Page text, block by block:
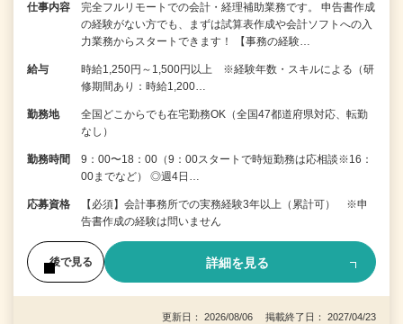
仕事内容
完全フルリモートでの会計・経理補助業務です。 申告書作成
の経験がない⽅でも、まずは試算表作成や会計ソフトへの⼊
⼒業務からスタートできます！ 【事務の経験…
給与
時給1,250円～1,500円以上 ※経験年数・スキルによる（研
修期間あり：時給1,200…
勤務地
全国どこからでも在宅勤務OK（全国47都道府県対応、転勤
なし）
勤務時間
9：00〜18：00（9：00スタートで時短勤務は応相談※16：
00までなど） ◎週4日…
応募資格
【必須】会計事務所での実務経験3年以上（累計可） ※申
告書作成の経験は問いません
後で見る 詳細を見る
更新日： 2026/08/06 掲載終了日： 2027/04/23